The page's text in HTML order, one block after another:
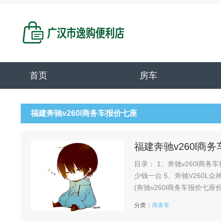
首页 房车
福建奔驰v260l商务车报价七座
福建奔驰v260l商务
目录： 1、奔驰v260l商务车报价七座怎么样 2、奔驰v260七座位多
少钱一台 5、奔驰V260L众神全隔断七座豪华商务车,现车促销直降10万元起 6、奔驰v260l商务车报价七座参数
分类： 商务车